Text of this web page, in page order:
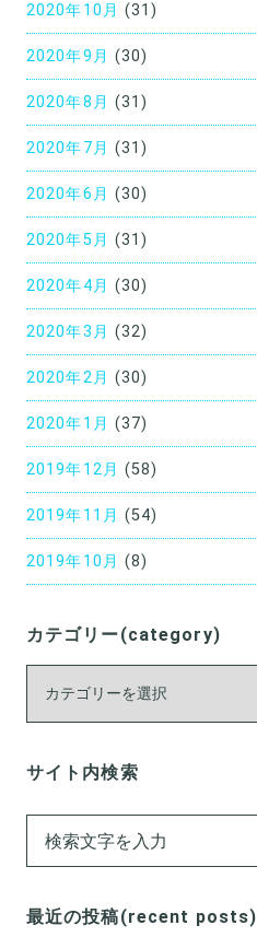
2020年10月 (31)
2020年9月 (30)
2020年8月 (31)
2020年7月 (31)
2020年6月 (30)
2020年5月 (31)
2020年4月 (30)
2020年3月 (32)
2020年2月 (30)
2020年1月 (37)
2019年12月 (58)
2019年11月 (54)
2019年10月 (8)
カテゴリー(category)
ー
(category)
サイト内検索
最近の投稿(recent posts)